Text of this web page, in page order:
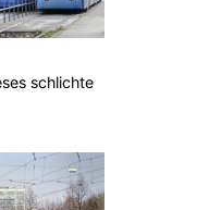
schlichte